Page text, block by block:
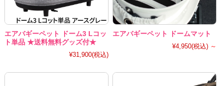
エアバギーペット ドーム3 Lコッ
ト単品 ★送料無料グッズ付★
¥31,900(税込)
エアバギーペット ドームマット
¥4,950(税込) ～